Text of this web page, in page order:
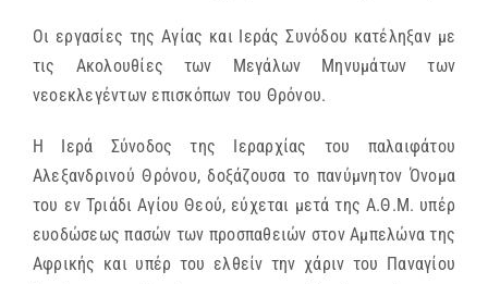
Οι εργασίες της Αγίας και Ιεράς Συνόδου κατέληξαν με
τις Ακολουθίες των Μεγάλων Μηνυμάτων των
νεοεκλεγέντων επισκόπων του Θρόνου.
Η Ιερά Σύνοδος της Ιεραρχίας του παλαιφάτου
Αλεξανδρινού Θρόνου, δοξάζουσα το πανύμνητον Όνομα
του εν Τριάδι Αγίου Θεού, εύχεται μετά της Α.Θ.Μ. υπέρ
ευοδώσεως πασών των προσπαθειών στον Αμπελώνα της
Αφρικής και υπέρ του ελθείν την χάριν του Παναγίου